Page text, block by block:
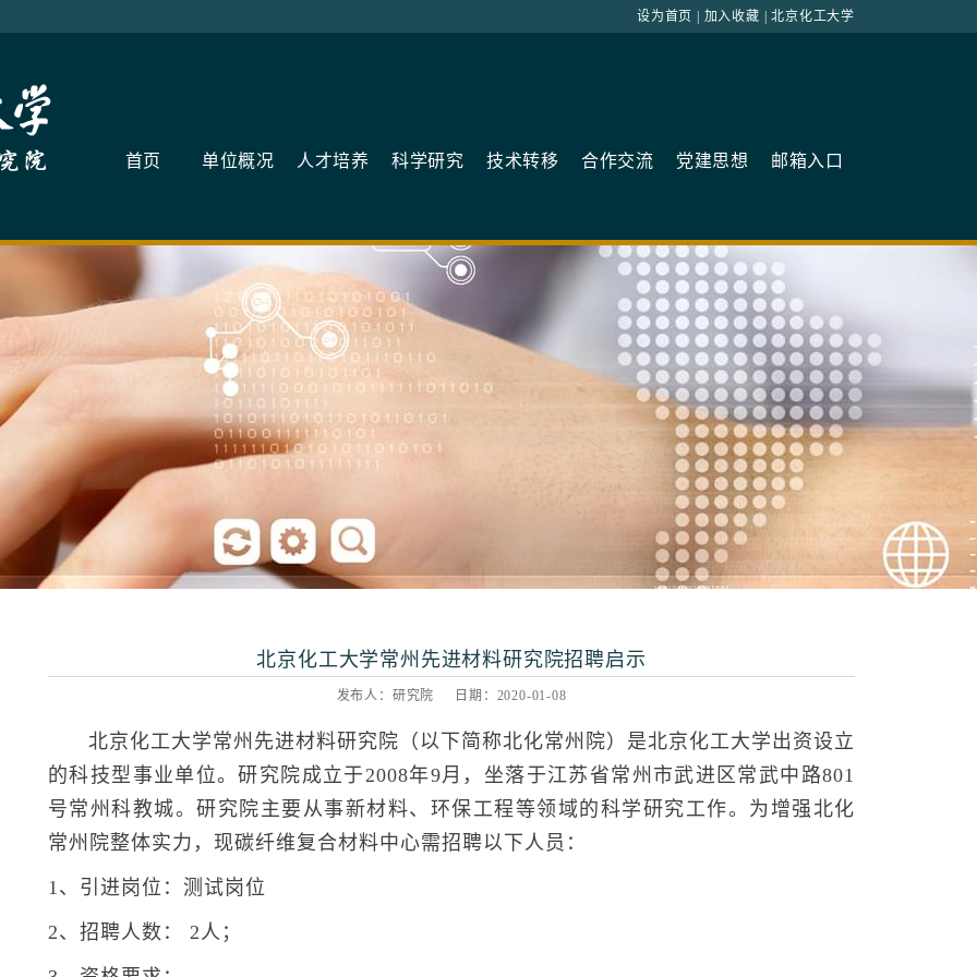
设为首页 加入收藏 |北京化工大学
首页 单位概况 人才培养 科学研究 技术转移 合作交流 党建思想 邮箱入口
北京化工大学常州先进材料研究院招聘启示
发布人：研究院 日期：2020-01-08
北京化工大学常州先进材料研究院（以下简称北化常州院）是北京化工大学出资设立
的科技型事业单位。研究院成立于2008年9月，坐落于江苏省常州市武进区常武中路801
号常州科教城。研究院主要从事新材料、环保工程等领域的科学研究工作。为增强北化
常州院整体实力，现碳纤维复合材料中心需招聘以下人员：
1、引进岗位：测试岗位
2、招聘人数： 2人；